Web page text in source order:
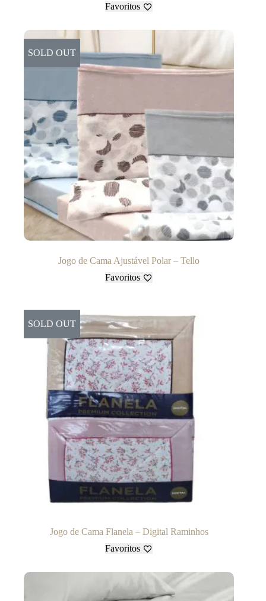
Favoritos
SOLD OUT
Jogo de Cama Ajustável Polar – Tello
Favoritos
SOLD OUT
Jogo de Cama Flanela – Digital Raminhos
Favoritos